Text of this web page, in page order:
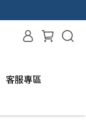
客服專區